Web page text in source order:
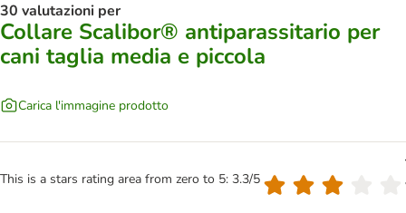
30 valutazioni per
Collare Scalibor® antiparassitario per
cani taglia media e piccola
Carica l'immagine prodotto
This is a stars rating area from zero to 5: 3.3/5